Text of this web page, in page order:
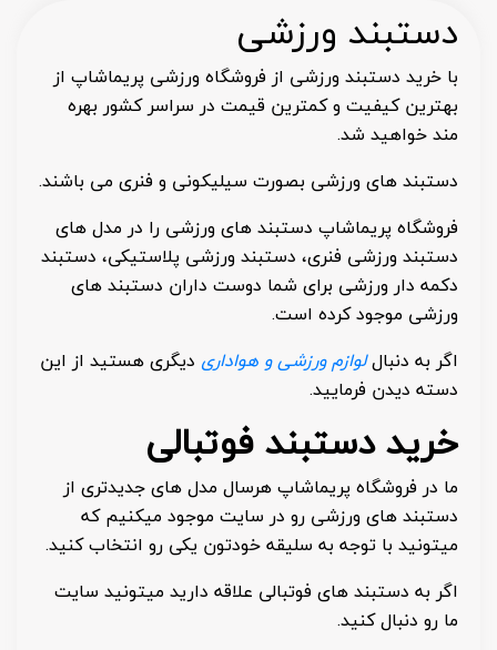
دستبند ورزشی
با خرید دستبند ورزشی از فروشگاه ورزشی پریماشاپ از
بهترین کیفیت و کمترین قیمت در سراسر کشور بهره
مند خواهید شد.
دستبند های ورزشی بصورت سیلیکونی و فنری می باشند.
فروشگاه پریماشاپ دستبند های ورزشی را در مدل های
دستبند ورزشی فنری، دستبند ورزشی پلاستیکی، دستبند
دکمه دار ورزشی برای شما دوست داران دستبند های
ورزشی موجود کرده است.
اگر به دنباللوازم ورزشی و هواداری دیگری هستید از این
دسته دیدن فرمایید.
خرید دستبند فوتبالی
ما در فروشگاه پریماشاپ هرسال مدل های جدیدتری از
دستبند های ورزشی رو در سایت موجود میکنیم که
میتونید با توجه به سلیقه خودتون یکی رو انتخاب کنید.
اگر به دستبند های فوتبالی علاقه دارید میتونید سایت
ما رو دنبال کنید.